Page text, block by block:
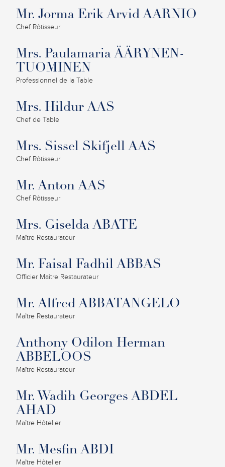
Mr. Jorma Erik Arvid AARNIO
Chef Rôtisseur
Mrs. Paulamaria ÄÄRYNEN-
TUOMINEN
Professionnel de la Table
Mrs. Hildur AAS
Chef de Table
Mrs. Sissel Skifjell AAS
Chef Rôtisseur
Mr. Anton AAS
Chef Rôtisseur
Mrs. Giselda ABATE
Maître Restaurateur
Mr. Faisal Fadhil ABBAS
Officier Maître Restaurateur
Mr. Alfred ABBATANGELO
Maître Restaurateur
Anthony Odilon Herman
ABBELOOS
Maître Restaurateur
Mr. Wadih Georges ABDEL
AHAD
Maître Hôtelier
Mr. Mesfin ABDI
Maître Hôtelier